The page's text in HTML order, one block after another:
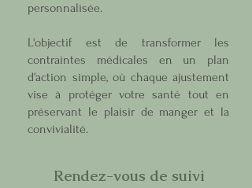
personnalisée.
L'objectif est de transformer les
contraintes médicales en un plan
d'action simple, où chaque ajustement
vise à protéger votre santé tout en
préservant le plaisir de manger et la
convivialité.
Rendez-vous de suivi